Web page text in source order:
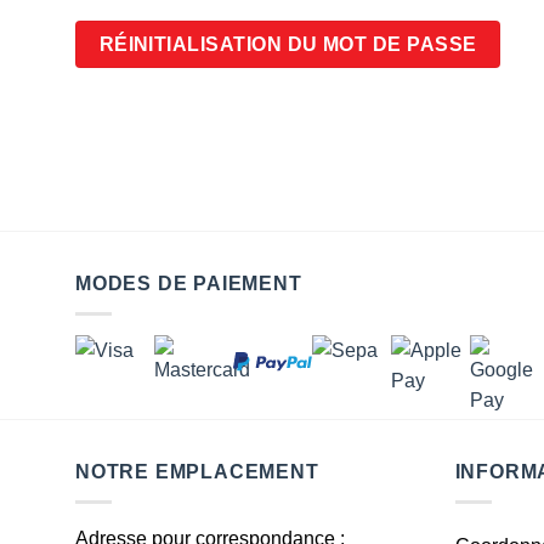
RÉINITIALISATION DU MOT DE PASSE
MODES DE PAIEMENT
NOTRE EMPLACEMENT
Adresse pour correspondance :